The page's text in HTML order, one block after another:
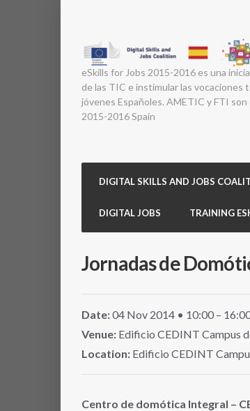
eSkills for Jobs 2015-2016 es una
de las TIC e instimular las vocaciones
jóvenes Españoles. AMETIC y FTI
2015-2016 Spain
DIGITAL SKILLS AND JOBS
DIGITAL JOBS TRAINING
Jornadas de
Date:04 Nov 2014 • 10:00 –
Venue: Edificio CEDINT Campus
Location: Edificio CEDINT
Centro de domótica Integral –